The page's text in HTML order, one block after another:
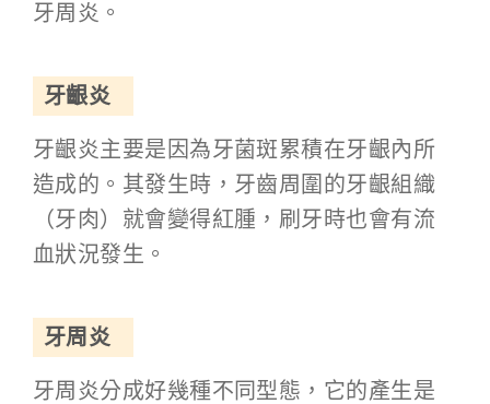
牙周炎。
牙齦炎
牙齦炎主要是因為牙菌斑累積在牙齦內所
造成的。其發生時，牙齒周圍的牙齦組織
（牙肉）就會變得紅腫，刷牙時也會有流
血狀況發生。
牙周炎
牙周炎分成好幾種不同型態，它的產生是